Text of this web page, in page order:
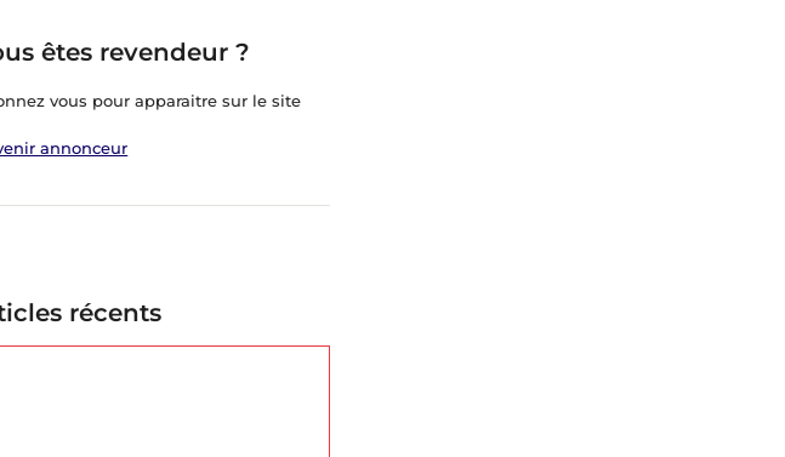
êtes revendeur ?
vous pour apparaitre sur le site
annonceur
récents